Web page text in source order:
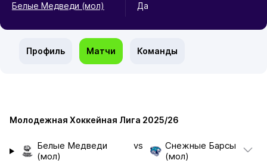
Белые Медведи (мол) Да
Профиль Матчи Команды
Молодежная Хоккейная Лига 2025/26
Белые Медведи
(мол)
vs
Снежные Барсы
(мол)